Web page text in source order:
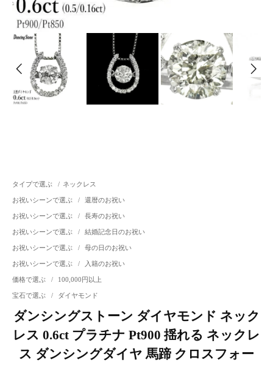
タイプで選ぶ / ネックレス
お祝いシーンで選ぶ / 還暦のお祝い
お祝いシーンで選ぶ / 長寿のお祝い
お祝いシーンで選ぶ / 結婚記念日のお祝い
お祝いシーンで選ぶ / 母の日のお祝い
お祝いシーンで選ぶ / 入籍のお祝い
価格で選ぶ / 100,000円以上
宝石で選ぶ / ダイヤモンド
ダンシングストーン ダイヤモンド ネック
レス 0.6ct プラチナ Pt900 揺れる ネックレ
ス ダンシングダイヤ 馬蹄 クロスフォー